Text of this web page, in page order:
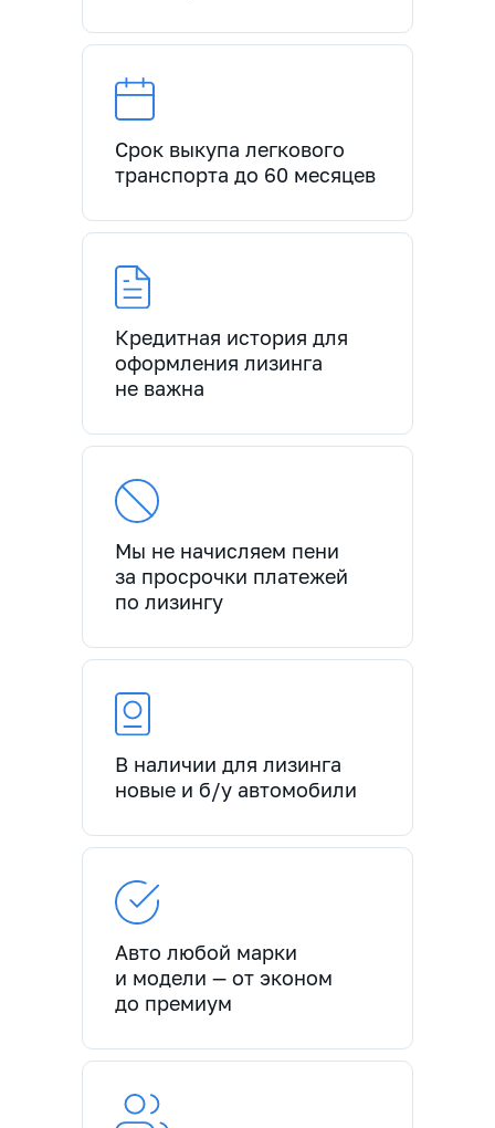
Срок выкупа легкового
транспорта до 60 месяцев
Кредитная история для
оформления лизинга
не важна
Мы не начисляем пени
за просрочки платежей
по лизингу
В наличии для лизинга
новые и б/у автомобили
Авто любой марки
и модели — от эконом
до премиум